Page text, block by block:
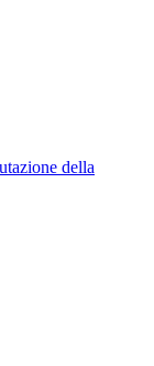
della